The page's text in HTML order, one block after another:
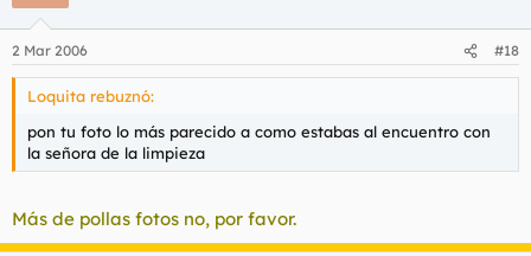
2 Mar 2006 #18
Loquita rebuznó:
pon tu foto lo más parecido a como estabas al encuentro con
la señora de la limpieza
Más de pollas fotos no, por favor.